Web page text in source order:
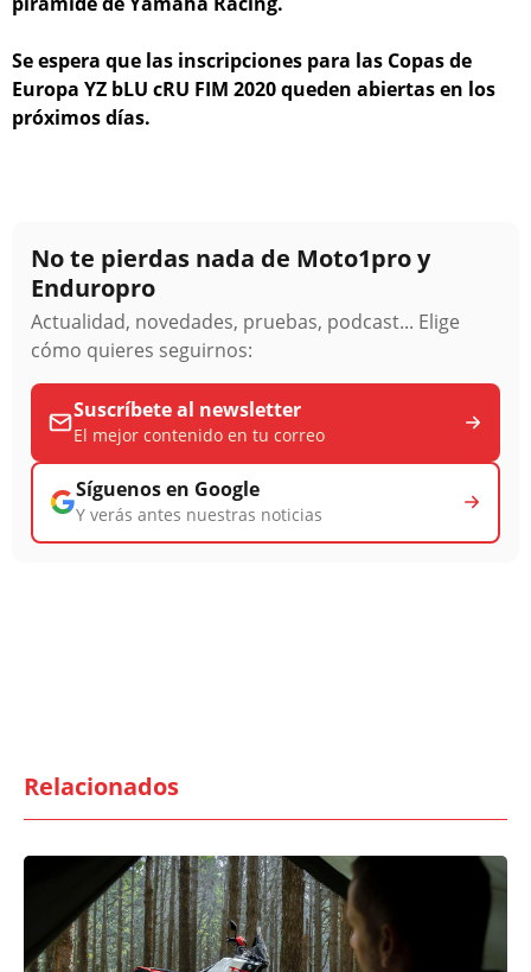
Se espera que las inscripciones para las Copas de
Europa YZ bLU cRU FIM 2020 queden abiertas en los
próximos días.
No te pierdas nada de Moto1pro y
Enduropro
Actualidad, novedades, pruebas, podcast... Elige
cómo quieres seguirnos:
Suscríbete al newsletter
El mejor contenido en tu correo
Síguenos en Google
Y verás antes nuestras noticias
Relacionados